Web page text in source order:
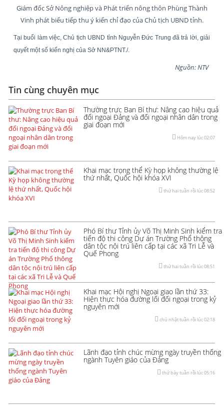
Giám đốc Sở Nông nghiệp và Phát triển nông thôn Phùng Thành
Vinh phát biểu tiếp thu ý kiến chỉ đạo của Chủ tịch UBND tỉnh.
Tại buổi làm việc, Chủ tịch UBND tỉnh Nguyễn Đức Trung đã trả lời, giải
quyết một số kiến nghị của Sở NN&PTNT./.
Nguồn: NTV
Tin cùng chuyên mục
Thường trực Ban Bí thư: Nâng cao hiệu quả
đối ngoại Đảng và đối ngoại nhân dân trong
giai đoạn mới
Hôm nay lúc 02:07
Khai mạc trọng thể Kỳ họp không thường lệ
thứ nhất, Quốc hội khóa XVI
thứ hai tuần rồi lúc 08:52
Phó Bí thư Tỉnh ủy Võ Thị Minh Sinh kiểm tra
tiến độ thi công Dự án Trường Phổ thông
dân tộc nội trú liên cấp tại các xã Tri Lễ và
Quế Phong
thứ hai tuần rồi lúc 08:51
Khai mạc Hội nghị Ngoại giao lần thứ 33:
Hiện thực hóa đường lối đối ngoại trong kỷ
nguyên mới
chủ nhật tuần rồi lúc 02:18
Lãnh đạo tỉnh chúc mừng ngày truyền thống
ngành Tuyên giáo của Đảng
thứ bảy tuần rồi lúc 05:16